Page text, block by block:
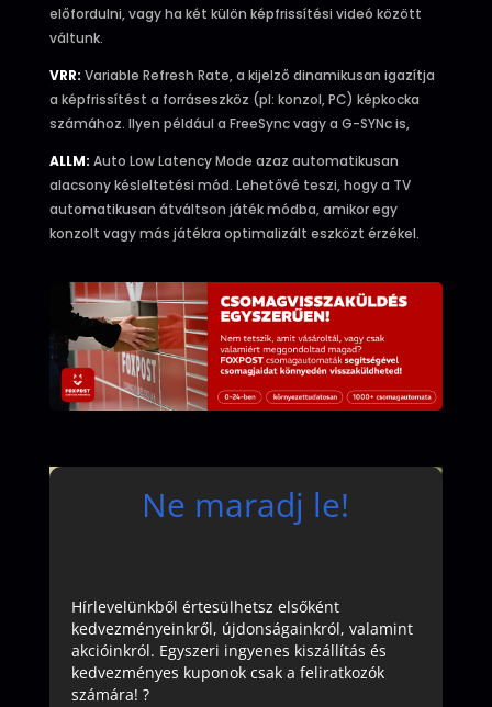
előfordulni, vagy ha két külön képfrissítési videó között
váltunk.
VRR: Variable Refresh Rate, a kijelző dinamikusan igazítja
a képfrissítést a forráseszköz (pl: konzol, PC) képkocka
számához. Ilyen például a FreeSync vagy a G-SYNc is,
ALLM: Auto Low Latency Mode azaz automatikusan
alacsony késleltetési mód. Lehetővé teszi, hogy a TV
automatikusan átváltson játék módba, amikor egy
konzolt vagy más játékra optimalizált eszközt érzékel.
Ne maradj le!
Hírlevelünkből értesülhetsz elsőként
kedvezményeinkről, újdonságainkról, valamint
akcióinkról. Egyszeri ingyenes kiszállítás és
kedvezményes kuponok csak a feliratkozók
számára! ?